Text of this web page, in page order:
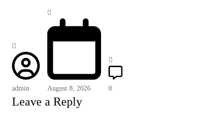
admin August 8, 2026 0
Leave a Reply